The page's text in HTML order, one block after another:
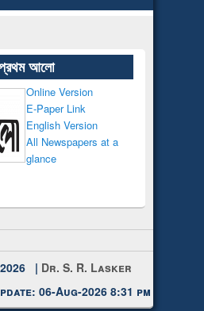
আলো
Online Version
E-Paper Link
English Version
All Newspapers at a
glance
| Dr. S. R. Lasker
06-Aug-2026 8:31 pm